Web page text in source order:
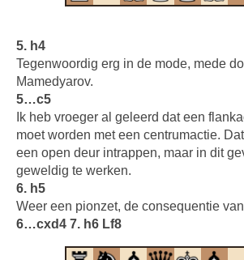
5. h4
Tegenwoordig erg in de mode, mede
Mamedyarov.
5…c5
Ik heb vroeger al geleerd dat een
moet worden met een centrumactie.
een open deur intrappen, maar in dit
geweldig te werken.
6. h5
Weer een pionzet, de consequentie
6…cxd4 7. h6 Lf8